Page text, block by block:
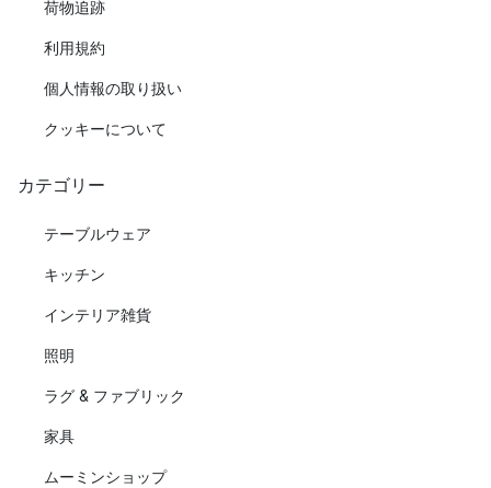
荷物追跡
利用規約
個人情報の取り扱い
クッキーについて
カテゴリー
テーブルウェア
キッチン
インテリア雑貨
照明
ラグ & ファブリック
家具
ムーミンショップ